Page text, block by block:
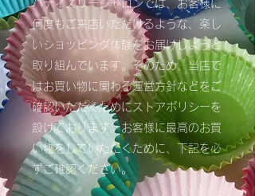
パティスリーシャロンでは、お客様に
何度もご来店いただけるような、楽し
いショッピング体験をお届けしようと
取り組んでいます。そのため、当店で
はお買い物に関わる運営方針などをご
確認いただくためにストアポリシーを
設けております。お客様に最高のお買
い物をしていただくために、下記を必
ずご確認ください。